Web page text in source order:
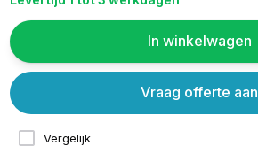
In winkelwagen
Vergelijk
Vraag offerte aan